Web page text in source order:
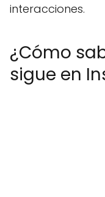
interacciones.
¿Cómo
sigue en